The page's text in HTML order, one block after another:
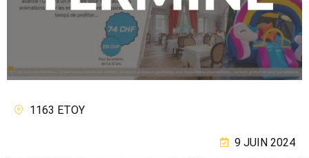
1163 ETOY
9 JUIN 2024